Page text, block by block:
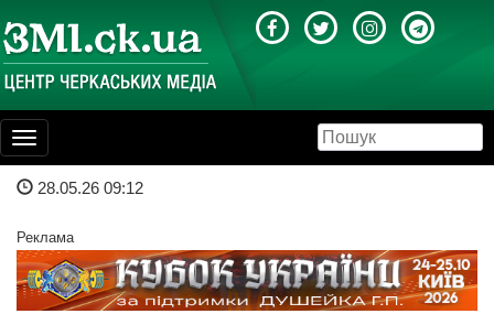
Toggle
navigation
28.05.26 09:12
Реклама